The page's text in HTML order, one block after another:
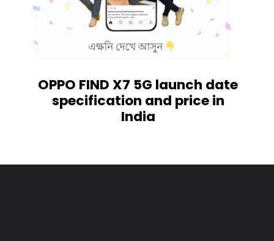
OPPO FIND X7 5G launch date
specification and price in
India